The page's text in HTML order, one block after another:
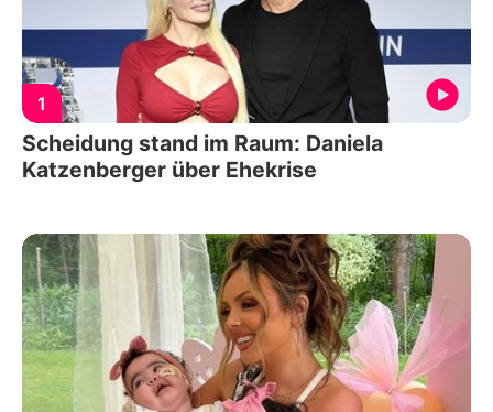
1
Scheidung stand im Raum: Daniela
Katzenberger über Ehekrise